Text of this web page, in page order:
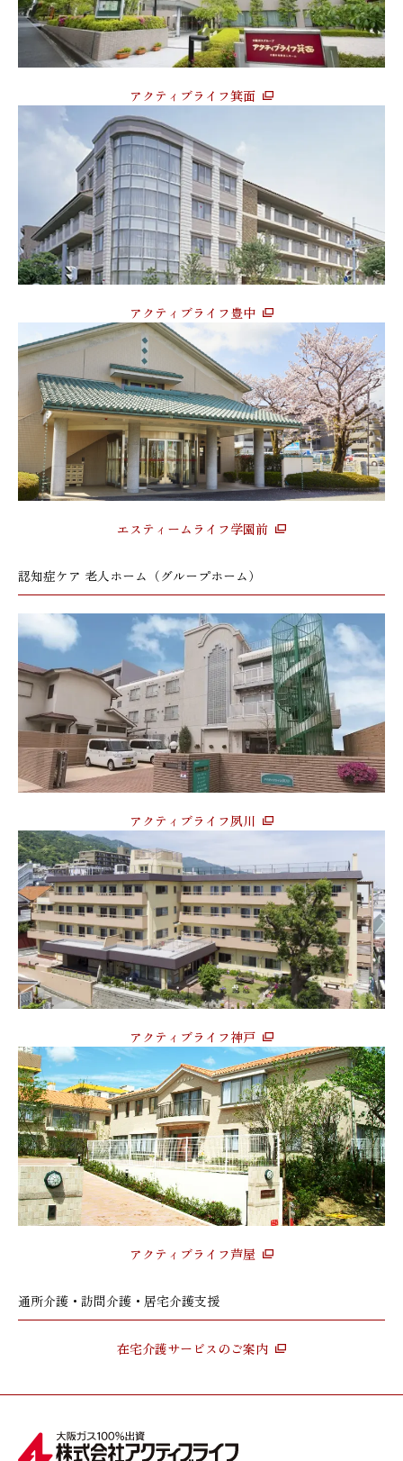
アクティブライフ箕面
アクティブライフ豊中
エスティームライフ学園前
認知症ケア 老人ホーム（グループホーム）
アクティブライフ夙川
アクティブライフ神戸
アクティブライフ芦屋
通所介護・訪問介護・居宅介護支援
在宅介護サービスのご案内